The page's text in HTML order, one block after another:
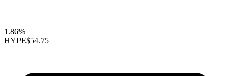
1.86%
HYPE$54.75